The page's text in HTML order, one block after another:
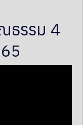
ธรรม 4